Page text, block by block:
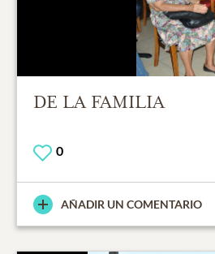
DE LA FAMILIA
0
AÑADIR UN COMENTARIO